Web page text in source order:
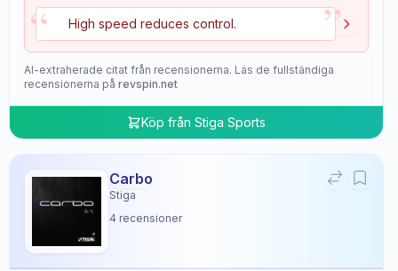
“ High speed reduces control. ”
AI-extraherade citat från recensionerna. Läs de fullständiga
recensionerna på revspin.net
Köp från Stiga Sports
Carbo
Stiga
4 recensioner